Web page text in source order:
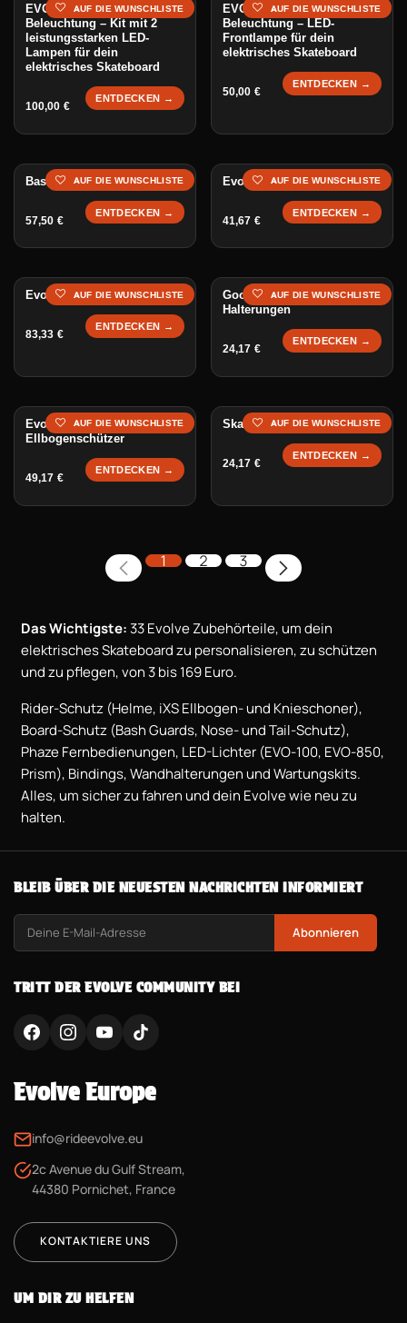
EVO-850 Front Dual
Beleuchtung – Kit mit 2
leistungsstarken LED-
Lampen für dein
elektrisches Skateboard
100,00 €
ENTDECKEN →
AUF DIE WUNSCHLISTE
EVO-850 Front Single
Beleuchtung – LED-
Frontlampe für dein
elektrisches Skateboard
50,00€
ENTDECKEN →
AUF DIE WUNSCHLISTE
Bash Guard Front Truck
57,50 €
ENTDECKEN →
AUF DIE WUNSCHLISTE Evolve Rider Club Silver
41,67€
ENTDECKEN →
AUF DIE WUNSCHLISTE
Evolve Rider Club Gold
83,33 €
ENTDECKEN →
AUF DIE WUNSCHLISTE
Goofy LED-Lichter – Ohne
Halterungen
24,17€
ENTDECKEN →
AUF DIE WUNSCHLISTE
Evolve Knie- und
Ellbogenschützer
49,17 €
ENTDECKEN →
AUF DIE WUNSCHLISTE Skateboard Care Kit
24,17€
ENTDECKEN →
AUF DIE WUNSCHLISTE
1 2 3
Das Wichtigste: 33 Evolve Zubehörteile, um dein
elektrisches Skateboard zu personalisieren, zu schützen
und zu pflegen, von 3 bis 169 Euro.
Rider-Schutz (Helme, iXS Ellbogen- und Knieschoner),
Board-Schutz (Bash Guards, Nose- und Tail-Schutz),
Phaze Fernbedienungen, LED-Lichter (EVO-100, EVO-850,
Prism), Bindings, Wandhalterungen und Wartungskits.
Alles, um sicher zu fahren und dein Evolve wie neu zu
halten.
BLEIB ÜBER DIE NEUESTEN NACHRICHTEN INFORMIERT
Abonnieren
TRITT DER EVOLVE COMMUNITY BEI
Evolve Europe
info@rideevolve.eu
2c Avenue du Gulf Stream,
44380 Pornichet, France
KONTAKTIERE UNS
UM DIR ZU HELFEN